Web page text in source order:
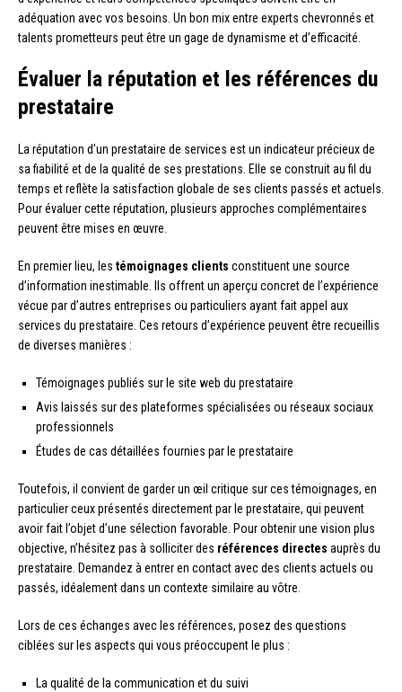
adéquation avec vos besoins. Un bon mix entre experts chevronnés et
talents prometteurs peut être un gage de dynamisme et d’efficacité.
Évaluer la réputation et les références du
prestataire
La réputation d’un prestataire de services est un indicateur précieux de
sa fiabilité et de la qualité de ses prestations. Elle se construit au fil du
temps et reflète la satisfaction globale de ses clients passés et actuels.
Pour évaluer cette réputation, plusieurs approches complémentaires
peuvent être mises en œuvre.
En premier lieu, les témoignages clients constituent une source
d’information inestimable. Ils offrent un aperçu concret de l’expérience
vécue par d’autres entreprises ou particuliers ayant fait appel aux
services du prestataire. Ces retours d’expérience peuvent être recueillis
de diverses manières :
Témoignages publiés sur le site web du prestataire
Avis laissés sur des plateformes spécialisées ou réseaux sociaux
professionnels
Études de cas détaillées fournies par le prestataire
Toutefois, il convient de garder un œil critique sur ces témoignages, en
particulier ceux présentés directement par le prestataire, qui peuvent
avoir fait l’objet d’une sélection favorable. Pour obtenir une vision plus
objective, n’hésitez pas à solliciter des références directes auprès du
prestataire. Demandez à entrer en contact avec des clients actuels ou
passés, idéalement dans un contexte similaire au vôtre.
Lors de ces échanges avec les références, posez des questions
ciblées sur les aspects qui vous préoccupent le plus :
La qualité de la communication et du suivi